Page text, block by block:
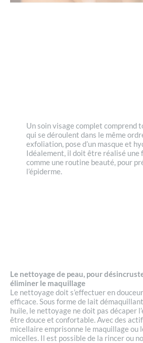
Un soin visage complet comprend
qui se déroulent dans le même
exfoliation, pose d’un masque et
Idéalement, il doit être réalisé une
comme une routine beauté, pour
l’épiderme.
Le nettoyage de peau, pour
éliminer le maquillage
Le nettoyage doit s’effectuer en
efficace. Sous forme de lait
huile, le nettoyage ne doit pas décaper
être douce et confortable. Avec des
micellaire emprisonne le maquillage ou
micelles. Il est possible de la rincer ou